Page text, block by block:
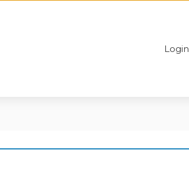
Login